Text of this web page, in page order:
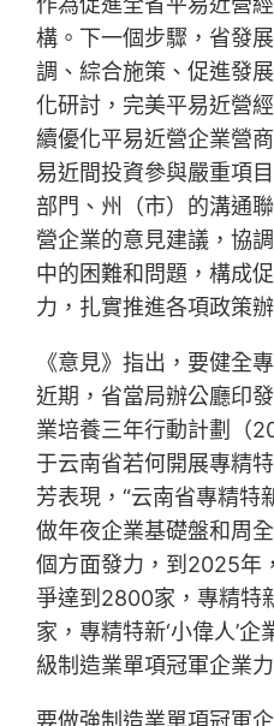
構。下一個步驟，省發
調、綜合施策、促進發
化研討，完美平易近營
續優化平易近營企業營
易近間投資參與嚴重項
部門、州（市）的溝通
營企業的意見建議，協
中的困難和問題，構成
力，扎實推進各項政策
《意見》指出，要健全
近期，省當局辦公廳印
業培養三年行動計劃（
于云南省若何開展專精
芳表現，“云南省專精特
做年夜企業基礎盤和周
個方面發力，到2025年
爭達到2800家，專精特
家，專精特新‘小偉人’
級制造業單項冠軍企業